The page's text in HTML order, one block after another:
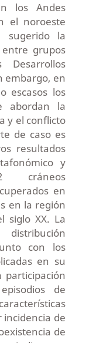
los Andes
el noroeste
sugerido la
grupos
embargo, en
escasos los
abordan la
y el conflicto
de caso es
resultados
y
cráneos
en
en la región
siglo XX. La
con los
en su
de
de
de